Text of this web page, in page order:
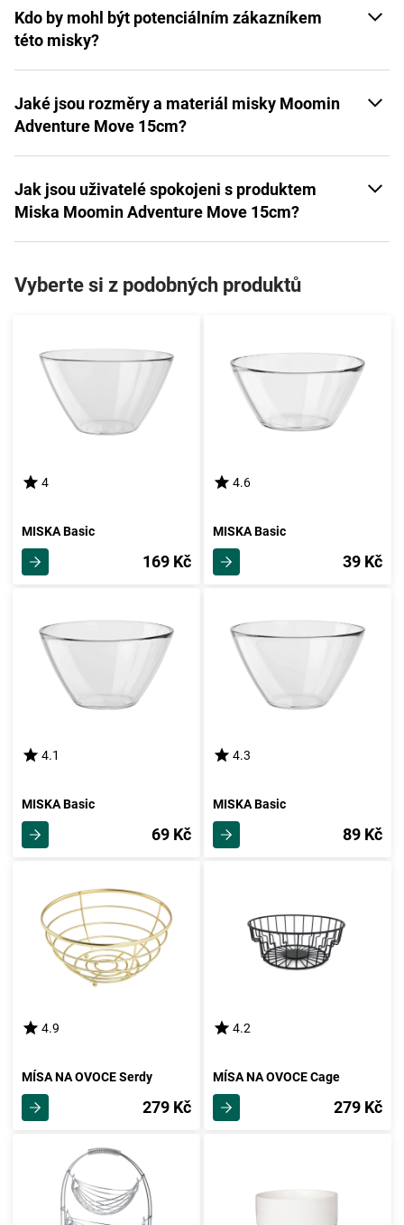
Kdo by mohl být potenciálním zákazníkem
této misky?
Jaké jsou rozměry a materiál misky Moomin
Adventure Move 15cm?
Jak jsou uživatelé spokojeni s produktem
Miska Moomin Adventure Move 15cm?
Vyberte si z podobných produktů
4
MISKA Basic
169 Kč
4.6
MISKA Basic
39 Kč
4.1
MISKA Basic
69 Kč
4.3
MISKA Basic
89 Kč
4.9
MÍSA NA OVOCE Serdy
279 Kč
4.2
MÍSA NA OVOCE Cage
279 Kč